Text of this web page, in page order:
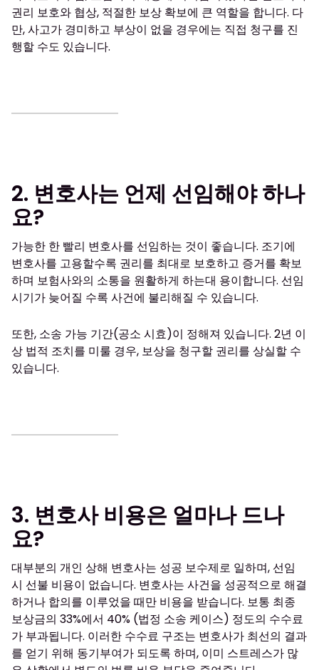
권리 보호와 협상, 적절한 보상 확보에 큰 역할을 합니다. 다
만, 사고가 경미하고 부상이 없을 경우에는 직접 청구를 진
행할 수도 있습니다.
2. 변호사는 언제 선임해야 하나
요?
가능한 한 빨리 변호사를 선임하는 것이 좋습니다. 조기에
변호사를 고용할수록 권리를 최대로 보호하고 증거를 확보
하며 보험사와의 소통을 원활하게 하는대 용이합니다. 선임
시기가 늦어질 수록 사건에 불리해질 수 있습니다.
또한, 소송 가능 기간(공소 시효)이 정해져 있습니다. 2년 이
상 법적 조치를 미룰 경우, 보상을 청구할 권리를 상실할 수
있습니다.
3. 변호사 비용은 얼마나 드나
요?
대부분의 개인 상해 변호사는 성공 보수제로 일하며, 선임
시 선불 비용이 없습니다. 변호사는 사건을 성공적으로 해결
하거나 합의를 이루었을 때만 비용을 받습니다. 보통 최종
보상금의 33%에서 40% (법정 소송 케이스) 정도의 수수료
가 부과됩니다. 이러한 수수료 구조는 변호사가 최선의 결과
를 얻기 위해 동기부여가 되도록 하며, 이미 스트레스가 많